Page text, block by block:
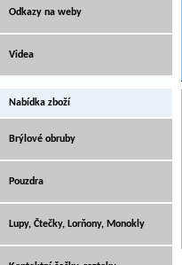
Odkazy na weby
Videa
Nabídka zboží
Brýlové obruby
Pouzdra
Lupy, Čtečky, Lorňony, Monokly